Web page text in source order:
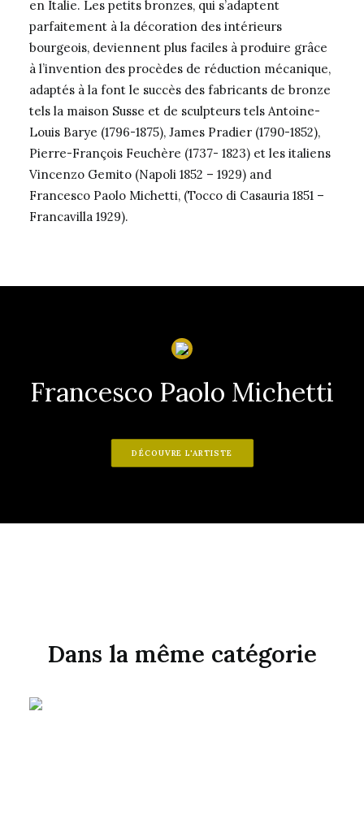
en Italie. Les petits bronzes, qui s’adaptent
parfaitement à la décoration des intérieurs
bourgeois, deviennent plus faciles à produire grâce
à l’invention des procèdes de réduction mécanique,
adaptés à la font le succès des fabricants de bronze
tels la maison Susse et de sculpteurs tels Antoine-
Louis Barye (1796-1875), James Pradier (1790-1852),
Pierre-François Feuchère (1737- 1823) et les italiens
Vincenzo Gemito (Napoli 1852 – 1929) and
Francesco Paolo Michetti, (Tocco di Casauria 1851 –
Francavilla 1929).
Francesco Paolo Michetti
DÉCOUVRE L'ARTISTE
Dans la même catégorie